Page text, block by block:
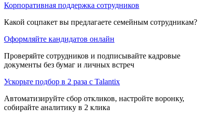
Корпоративная поддержка сотрудников
Какой соцпакет вы предлагаете семейным сотрудникам?
Оформляйте кандидатов онлайн
Проверяйте сотрудников и подписывайте кадровые
документы без бумаг и личных встреч
Ускорьте подбор в 2 раза с Talantix
Автоматизируйте сбор откликов, настройте воронку,
собирайте аналитику в 2 клика